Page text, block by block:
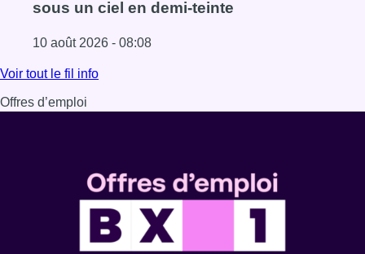
sous un ciel en demi-teinte
10 août 2026 - 08:08
Lire l'article Météo : fraîcheur à la mer et chaleur ailleurs,
Voir tout le fil info
Offres d’emploi